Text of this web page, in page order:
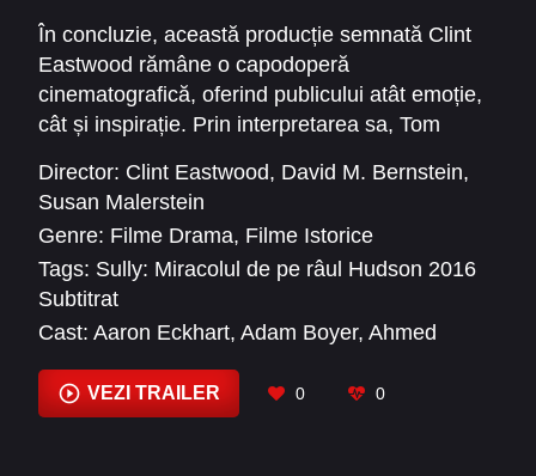
într-o situație excepțională. Este un film care îți
amintește de importanța încrederii în propriile
instincte și de valoarea umanității în fața
pericolului.
În concluzie, această producție semnată Clint
Eastwood rămâne o capodoperă
cinematografică, oferind publicului atât emoție,
cât și inspirație. Prin interpretarea sa, Tom
de viață și curaj, care va rămâne mult timp în
memoria spectatorilor.
Director: Clint Eastwood, David M. Bernstein,
Susan Malerstein
Genre: Filme Drama, Filme Istorice
Tags: Sully: Miracolul de pe râul Hudson 2016
Subtitrat
Cast: Aaron Eckhart, Adam Boyer, Ahmed
Ashley Austin Morris
Autumn Reeser
Badillo, Bill Richards,
VEZI TRAILER 0 0